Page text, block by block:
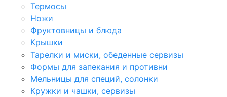
Термосы
Ножи
Фруктовницы и блюда
Крышки
Тарелки и миски, обеденные сервизы
Формы для запекания и противни
Мельницы для специй, солонки
Кружки и чашки, сервизы